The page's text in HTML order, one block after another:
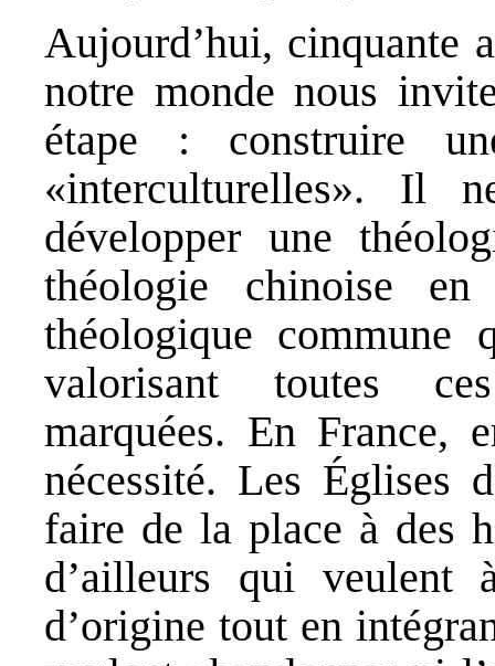
Aujourd’hui, cinquante
notre monde nous
étape : construire
«interculturelles». Il
développer une
théologie chinoise
théologique
valorisant toutes
marquées. En France,
nécessité. Les Églises
faire de la place à des
d’ailleurs qui
d’origine tout en